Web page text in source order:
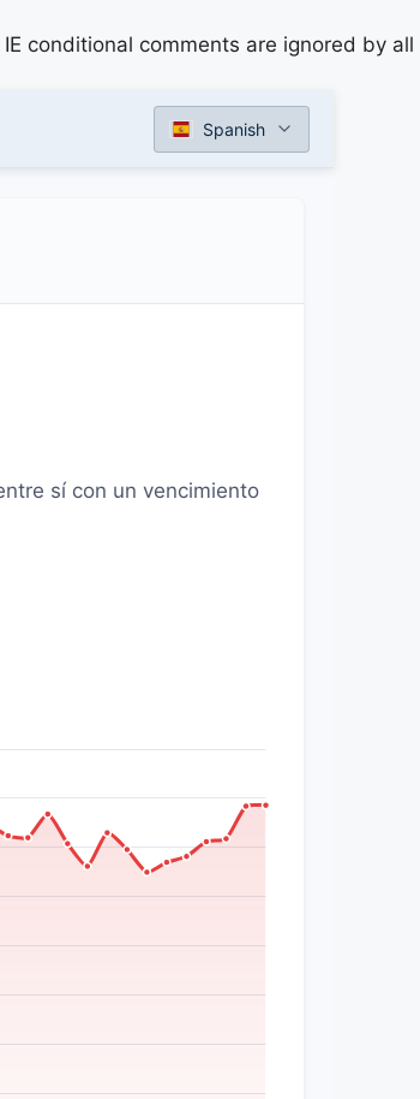
conditional comments are ignored by all
Spanish
sí con un vencimiento